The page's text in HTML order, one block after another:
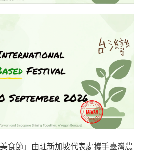
食節」由駐新加坡代表處攜手臺灣農